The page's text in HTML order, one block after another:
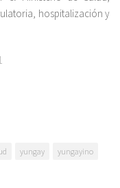
hospitalización y
yungay
yungayino